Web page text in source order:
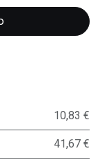
10,83 €
41,67 €